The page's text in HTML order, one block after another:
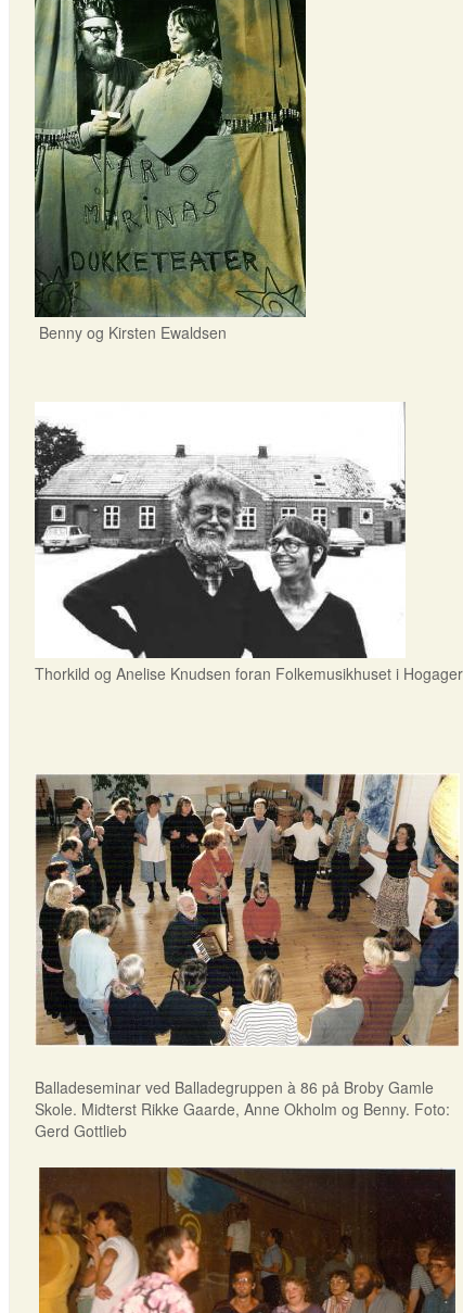
Benny og Kirsten Ewaldsen
Thorkild og Anelise Knudsen foran Folkemusikhuset i Hogager
Balladeseminar ved Balladegruppen à 86 på Broby Gamle
Skole. Midterst Rikke Gaarde, Anne Okholm og Benny. Foto:
Gerd Gottlieb